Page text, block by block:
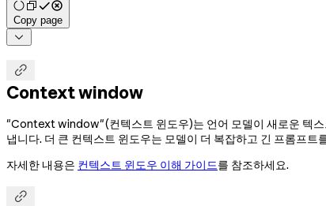
Copy page


Context window
"Context window"(컨텍스트 윈도우)는 언어 모델이 새로운 텍스
냅니다. 더 큰 컨텍스트 윈도우는 모델이 더 복잡하고 긴 프롬프
자세한 내용은 컨텍스트 윈도우 이해 가이드를 참조하세요.
